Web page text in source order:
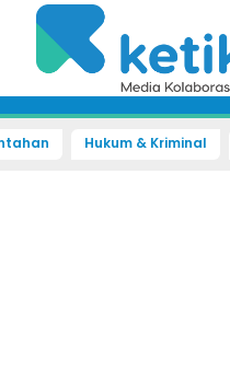
Hukum & Kriminal